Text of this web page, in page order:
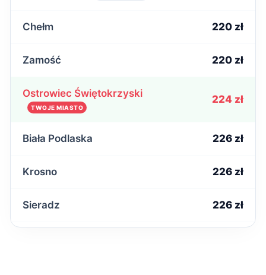
Chełm 220 zł
Zamość 220 zł
Ostrowiec Świętokrzyski
TWOJE MIASTO
224 zł
Biała Podlaska 226 zł
Krosno 226 zł
Sieradz 226 zł